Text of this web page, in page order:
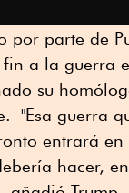
por parte de
a la guerra
su
"Esa guerra
entrará en
hacer,